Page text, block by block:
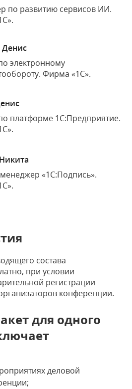
по развитию сервисов ИИ.
Денис
электронному
Фирма «1С».
платформе 1С:Предприятие.
«1С:Подпись».
состава
при условии
регистрации
конференции.
для одного
деловой